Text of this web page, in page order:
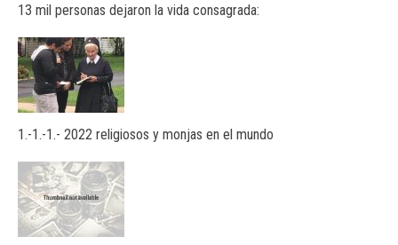
13 mil personas dejaron la vida consagrada:
1.-1.-1.- 2022 religiosos y monjas en el mundo